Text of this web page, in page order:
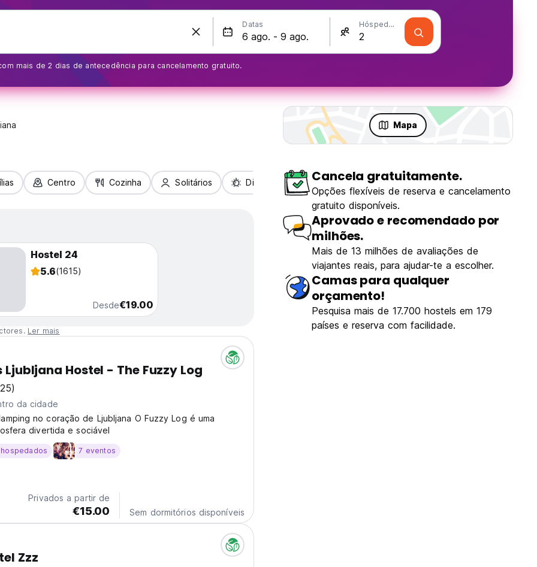
Datas Hóspedes
mais de 2 dias de antecedência para cancelamento gratuito.
Mapa
Centro Cozinha Solitários Diversão
Hostel 24
5.6(1615)
Desde€19.00
Ler mais
Ljubljana Hostel - The Fuzzy Log
da cidade
no coração de Ljubljana O Fuzzy Log é uma
divertida e sociável
hospedados 7 eventos
Privados a partir de
€15.00 Sem dormitórios disponíveis
Zzz
Cancela gratuitamente.
Opções flexíveis de reserva e cancelamento
gratuito disponíveis.
Aprovado e recomendado por
milhões.
Mais de 13 milhões de avaliações de
viajantes reais, para ajudar-te a escolher.
Camas para qualquer
orçamento!
Pesquisa mais de 17.700 hostels em 179
países e reserva com facilidade.